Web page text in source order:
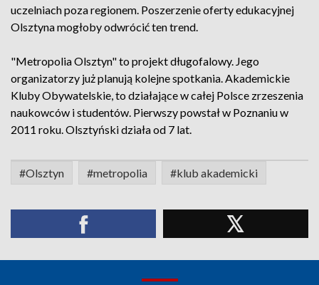
uczelniach poza regionem. Poszerzenie oferty edukacyjnej
Olsztyna mogłoby odwrócić ten trend.
"Metropolia Olsztyn" to projekt długofalowy. Jego
organizatorzy już planują kolejne spotkania. Akademickie
Kluby Obywatelskie, to działające w całej Polsce zrzeszenia
naukowców i studentów. Pierwszy powstał w Poznaniu w
2011 roku. Olsztyński działa od 7 lat.
#Olsztyn #metropolia #klub akademicki